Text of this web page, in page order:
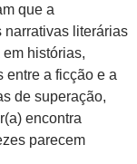
que a
narrativas literárias
histórias,
entre a ficção e a
de superação,
encontra
parecem